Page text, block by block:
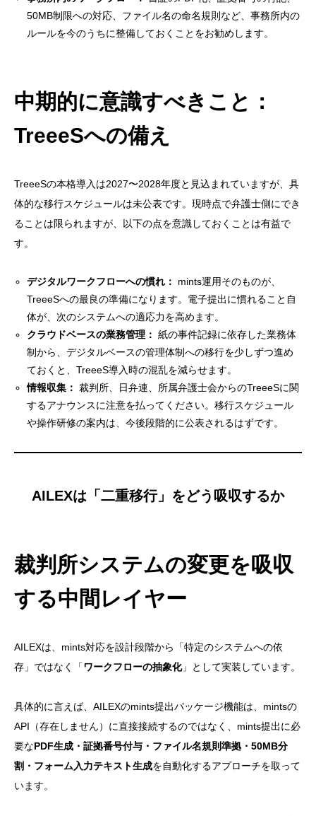
50MB制限への対応、ファイル名の命名規則など、事務所内の
ルールを今のうちに整備しておくことをお勧めします。
中期的に意識すべきこと：
TreeeSへの備え
TreeeSの本格導入は2027〜2028年度と見込まれていますが、具
体的な移行スケジュールは未公表です。現時点で弁護士側にでき
ることは限られますが、以下の点を意識しておくことは有益で
す。
デジタルワークフローへの慣れ：
mints運用そのものが、
TreeeSへの最良の準備になります。電子提出に慣れること自
体が、次のシステムへの適応力を高めます。
クラウドベースの業務管理： 紙の事件記録に依存した業務体
制から、デジタルベースの管理体制への移行を少しずつ進め
ておくと、TreeeS導入時の混乱を減らせます。
情報収集： 裁判所、日弁連、所属弁護士会からのTreeeSに関
するアナウンスに注意を払ってください。移行スケジュール
や操作研修の案内は、今後段階的に公表されるはずです。
AILEXは「二重移行」をどう吸収するか
裁判所システムの変更を吸収
する中間レイヤー
AILEXは、mints対応を設計段階から「特定のシステムへの依
存」ではなく「ワークフローの抽象化」として実装しています。
具体的に言えば、AILEXのmints提出パッケージ機能は、mintsの
API（存在しません）に直接接続するのではなく、mints提出に必
要なPDF生成・証拠番号付与・ファイル名規則準拠・50MB分
割・フォーム入力テキスト生成を自動化するアプローチを取って
います。